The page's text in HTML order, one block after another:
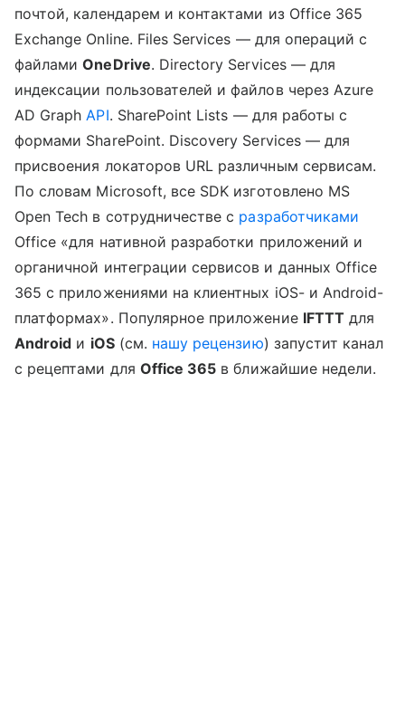
почтой, календарем и контактами из Office 365
Exchange Online. Files Services — для операций с
файламиOneDrive. Directory Services — для
индексации пользователей и файлов через Azure
AD Graph API. SharePoint Lists — для работы с
формами SharePoint. Discovery Services — для
присвоения локаторов URL различным сервисам.
По словам Microsoft, все SDK изготовлено MS
Open Tech в сотрудничестве с разработчиками
Office «для нативной разработки приложений и
органичной интеграции сервисов и данных Office
365 с приложениями на клиентных iOS- и Android-
платформах». Популярное приложение IFTTT для
Android и iOS(см. нашу рецензию) запустит канал
с рецептами для Office 365 в ближайшие недели.